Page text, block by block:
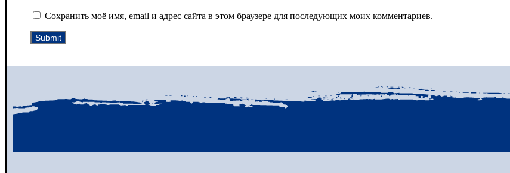
Сохранить моё имя, email и адрес сайта в этом браузере для последующих моих комментариев.